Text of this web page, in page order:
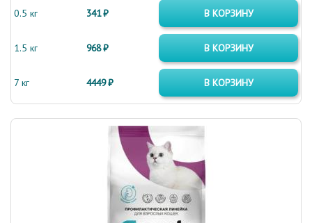
0.5 кг
341 ₽ В КОРЗИНУ
1.5 кг 968 ₽ В КОРЗИНУ
7 кг 4449 ₽ В КОРЗИНУ